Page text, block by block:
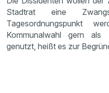
Stadtrat eine
Tagesordnungspunkt
Kommunalwahl gern als
genutzt, heißt es zur